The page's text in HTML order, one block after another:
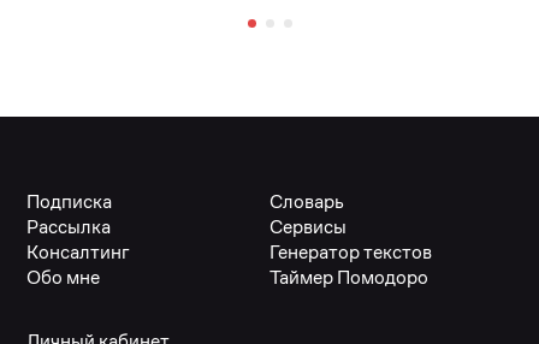
Подписка
Рассылка
Консалтинг
Обо мне
Словарь
Сервисы
Генератор текстов
Таймер Помодоро